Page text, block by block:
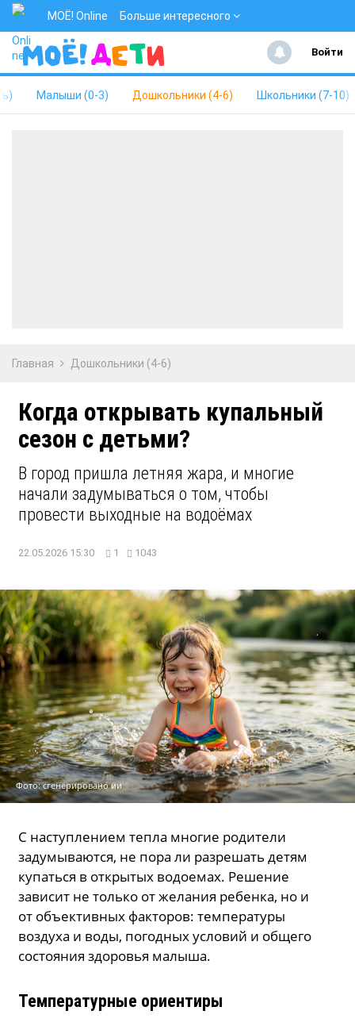
МОЁ! Online Больше интересного
Войти
Малыши (0-3) Дошкольники (4-6) Школьники (7-10)
Главная Дошкольники (4-6)
Когда открывать купальный
сезон с детьми?
В город пришла летняя жара, и многие
начали задумываться о том, чтобы
провести выходные на водоёмах
22.05.2026 15:30 1 1043
Фото: сгенерировано ии
С наступлением тепла многие родители
задумываются, не пора ли разрешать детям
купаться в открытых водоемах. Решение
зависит не только от желания ребенка, но и
от объективных факторов: температуры
воздуха и воды, погодных условий и общего
состояния здоровья малыша.
Температурные ориентиры